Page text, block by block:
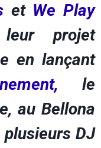
et We Play
projet
en lançant
le
au Bellona
plusieurs DJ